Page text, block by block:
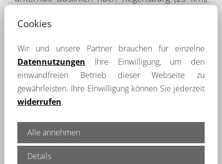
Kallmünz (8 km) und Amberg (40 km).
Objektbeschreibung
In Burglengenfeld bieten wir diese sehr
gepflegten, top ausgestatteten Hallenflächen
Vermietung an.
1.375 m². Eine außergewöhnlich gut isolierte
Halle mit mehreren Teilbereichen, andienbar
Cookies
Wir und unsere Partner brauchen für einzelne
Datennutzungen Ihre Einwilligung, um den
einwandfreien Betrieb dieser Webseite zu
gewährleisten. Ihre Einwilligung können Sie jederzeit
widerrufen.
Alle annehmen
Details